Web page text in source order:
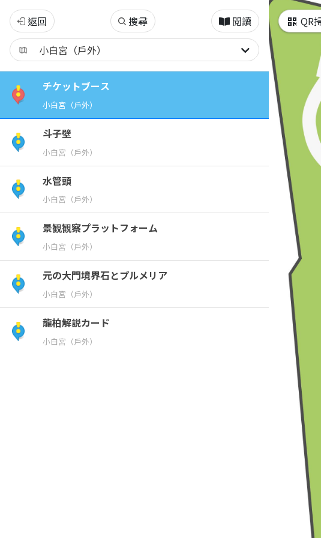
淡
水
古
跡
博
物
館
(に
ほ
ん
ご)
QR
返回 搜尋 閱讀
チケットブース
小白宮（戶外）
斗子壁
小白宮（戶外）
水管頭
小白宮（戶外）
景観観察プラットフォーム
小白宮（戶外）
元の大門境界石とプルメリア
小白宮（戶外）
龍柏解説カード
小白宮（戶外）